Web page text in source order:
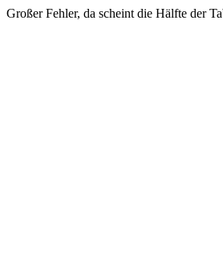
Großer Fehler, da scheint die Hälfte der